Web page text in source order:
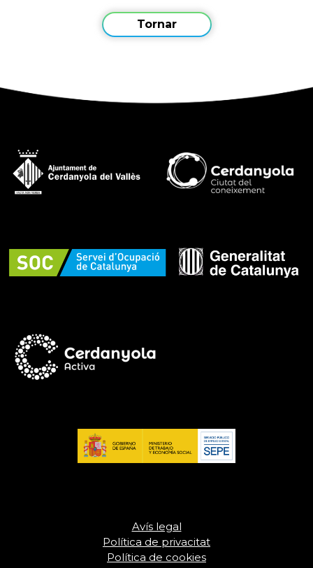
Tornar
Avís legal
Política de privacitat
Política de cookies